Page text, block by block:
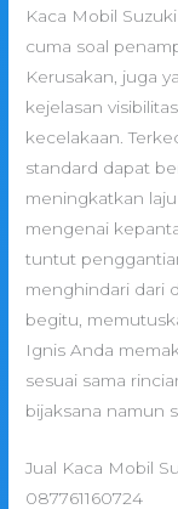
Kaca Mobil
cuma soal
Kerusakan, juga
kejelasan
kecelakaan.
standard dapat
meningkatkan
mengenai
tuntut
menghindari dari
begitu,
Ignis Anda
sesuai sama
bijaksana namun
Jual Kaca Mobil
087761160724